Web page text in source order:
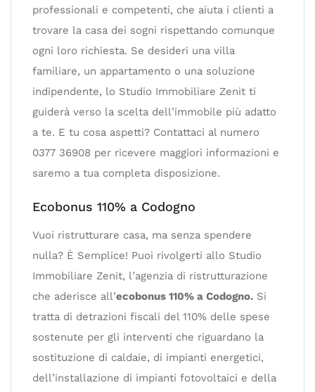
professionali e competenti, che aiuta i clienti a
trovare la casa dei sogni rispettando comunque
ogni loro richiesta. Se desideri una villa
familiare, un appartamento o una soluzione
indipendente, lo Studio Immobiliare Zenit ti
guiderà verso la scelta dell’immobile più adatto
a te. E tu cosa aspetti? Contattaci al numero
0377 36908 per ricevere maggiori informazioni e
saremo a tua completa disposizione.
Ecobonus 110% a Codogno
Vuoi ristrutturare casa, ma senza spendere
nulla? È Semplice! Puoi rivolgerti allo Studio
Immobiliare Zenit, l’agenzia di ristrutturazione
che aderisce all’ecobonus 110% a Codogno. Si
tratta di detrazioni fiscali del 110% delle spese
sostenute per gli interventi che riguardano la
sostituzione di caldaie, di impianti energetici,
dell’installazione di impianti fotovoltaici e della